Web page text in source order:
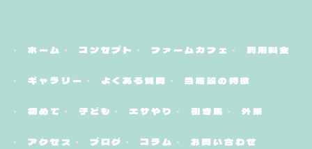
ホーム コンセプト ファームカフェ 利用料金
ギャラリー よくある質問 当施設の特徴
初めて 子ども エサやり 引き馬 外乗
アクセス ブログ コラム お問い合わせ